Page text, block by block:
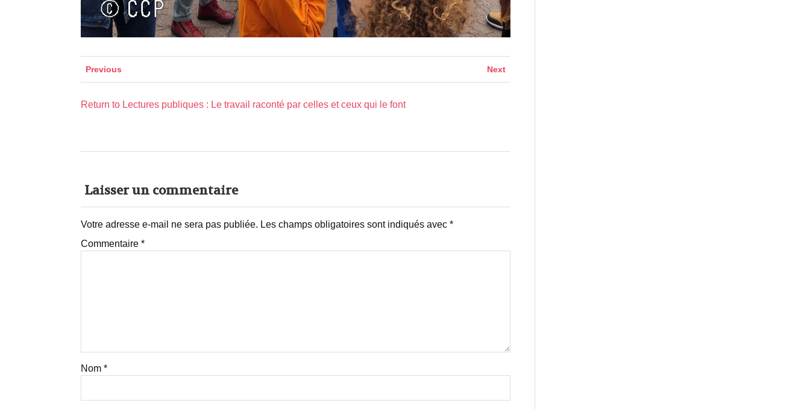
Previous Next
Return to Lectures publiques : Le travail raconté par celles et ceux qui le font
Laisser un commentaire
Votre adresse e-mail ne sera pas publiée. Les champs obligatoires sont indiqués avec *
Commentaire *
Nom *